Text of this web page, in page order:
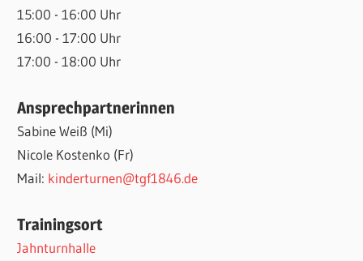
15:00 - 16:00 Uhr
16:00 - 17:00 Uhr
17:00 - 18:00 Uhr
Ansprechpartnerinnen
Sabine Weiß (Mi)
Nicole Kostenko (Fr)
Mail: kinderturnen@tgf1846.de
Trainingsort
Jahnturnhalle